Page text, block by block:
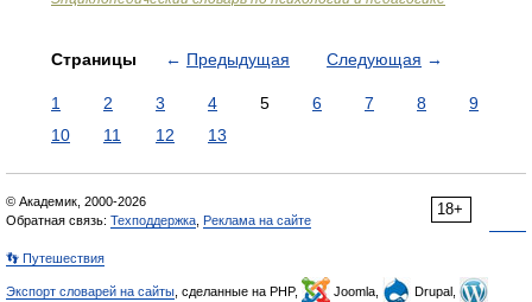
Страницы ← Предыдущая Следующая →
1 2 3 4 5 6 7 8
9
10
11 12 13
18+
© Академик, 2000-2026
Обратная связь: Техподдержка Реклама на сайте
👣 Путешествия
Экспорт словарей на сайты , сделанные на PHP, Joomla,
Drupal,